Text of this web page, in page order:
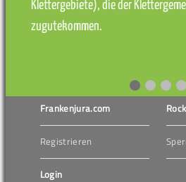
Klettergebiete), die der
zugutekommen.
Frankenjura.com
Registrieren
Login